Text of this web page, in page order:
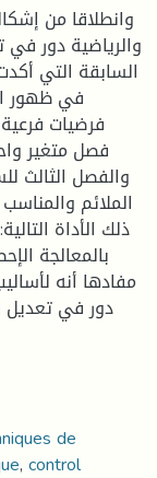
وانطلاقا من
والرياضية دور في
السابقة التي
في ظهور
فرضيات
فصل متغير
والفصل الثالث
الملائم
ذلك الأداة
بالمعالجة
مفادها أنه
دور في تعديل
de
,control